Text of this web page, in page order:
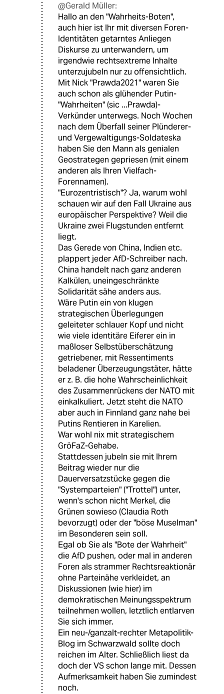
@Gerald Müller:
Hallo an den "Wahrheits-Boten",
auch hier ist Ihr mit diversen Foren-
Identitäten getarntes Anliegen
Diskurse zu unterwandern, um
irgendwie rechtsextreme Inhalte
unterzujubeln nur zu offensichtlich.
Mit Nick "Prawda2021" waren Sie
auch schon als glühender Putin-
"Wahrheiten" (sic ...Prawda)-
Verkünder unterwegs. Noch Wochen
nach dem Überfall seiner Plünderer-
und Vergewaltigungs-Soldateska
haben Sie den Mann als genialen
Geostrategen gepriesen (mit einem
anderen als Ihren Vielfach-
Forennamen).
"Eurozentristisch"? Ja, warum wohl
schauen wir auf den Fall Ukraine aus
europäischer Perspektive? Weil die
Ukraine zwei Flugstunden entfernt
liegt.
Das Gerede von China, Indien etc.
plappert jeder AfD-Schreiber nach.
China handelt nach ganz anderen
Kalkülen, uneingeschränkte
Solidarität sähe anders aus.
Wäre Putin ein von klugen
strategischen Überlegungen
geleiteter schlauer Kopf und nicht
wie viele identitäre Eiferer ein in
maßloser Selbstüberschätzung
getriebener, mit Ressentiments
beladener Überzeugungstäter, hätte
er z. B. die hohe Wahrscheinlichkeit
des Zusammenrückens der NATO mit
einkalkuliert. Jetzt steht die NATO
aber auch in Finnland ganz nahe bei
Putins Rentieren in Karelien.
War wohl nix mit strategischem
GröFaZ-Gehabe.
Stattdessen jubeln sie mit Ihrem
Beitrag wieder nur die
Dauerversatzstücke gegen die
"Systemparteien" ("Trottel") unter,
wenn's schon nicht Merkel, die
Grünen sowieso (Claudia Roth
bevorzugt) oder der "böse Muselman"
im Besonderen sein soll.
Egal ob Sie als "Bote der Wahrheit"
die AfD pushen, oder mal in anderen
Foren als strammer Rechtsreaktionär
ohne Parteinähe verkleidet, an
Diskussionen (wie hier) im
demokratischen Meinungsspektrum
teilnehmen wollen, letztlich entlarven
Sie sich immer.
Ein neu-/ganzalt-rechter Metapolitik-
Blog im Schwarzwald sollte doch
reichen im Alter. Schließlich liest da
doch der VS schon lange mit. Dessen
Aufmerksamkeit haben Sie zumindest
noch.